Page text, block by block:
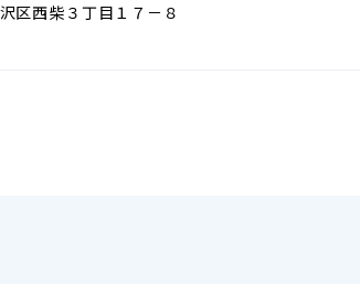
区西柴３丁目１７－８